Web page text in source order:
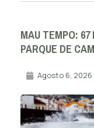
MAU TEMPO:
PARQUE DE
Agosto 6, 2026